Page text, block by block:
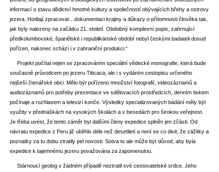
informací o stavu dědictví hmotné kultury a společností obývajících břehy a ostrovy
jezera. Hodlají zpracovat…dokumentaci krajiny a důkazy o přítomnosti člověka tak,
jak byly nalezeny na začátku 21. století. Obdobný komplexní popis, zahrnující
předkolumbovské, španělské i republikánské období nebyl českými badateli dosud
pořízen, nakonec schází i v zahraniční produkci.“
Projekt počítal nejen se zpracováním speciální vědecké monografie, která bude
současně průvodcem po jezeru Titicaca, ale i s vydáním cestopisu určeného
nejširší čtenářské obci. Mělo být pořízeno množství fotografií, videozáznamů a
audiozáznamů pro potřeby prezentace ve sdělovacích prostředcích, denním tiskem
počínaje a rozhlasem a televizí konče. Výsledky specializovaných bádání měly být
využity v přednáškách na vysokých školách a v besedách pro širokou veřejnost.
Je třeba uvést, že tento záměr byl dalšími členy expedice splněn jen zčásti. Od
návratu expedice z Peru již uběhlo déle než desetiletí a není se co divit, že zážitky a
poznatky za tu dobu ztratily pel novosti. Sotva to ale může být důvod, aby byla
expedice k tajemnému jezeru považována za zapomenutou.
Stárnoucí geolog v žádném případě neztratil své cestovatelské srdce. Jeho